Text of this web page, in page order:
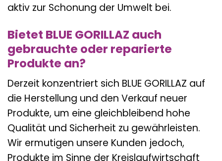
aktiv zur Schonung der Umwelt bei.
Bietet BLUE GORILLAZ auch
gebrauchte oder reparierte
Produkte an?
Derzeit konzentriert sich BLUE GORILLAZ auf
die Herstellung und den Verkauf neuer
Produkte, um eine gleichbleibend hohe
Qualität und Sicherheit zu gewährleisten.
Wir ermutigen unsere Kunden jedoch,
Produkte im Sinne der Kreislaufwirtschaft